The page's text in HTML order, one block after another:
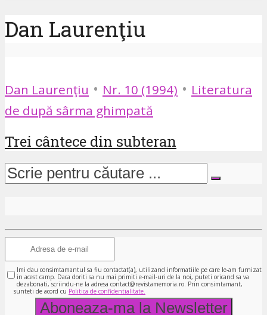
Dan Laurenţiu
Dan Laurenţiu • Nr. 10 (1994) • Literatura
de după sârma ghimpată
Trei cântece din subteran
Imi dau consimtamantul sa fiu contactat(a), utilizand informatiile pe care le-am furnizat
in acest camp. Daca doriti sa nu mai primiti e-mail-uri de la noi, puteti oricand sa va
dezabonati, scriindu-ne la adresa contact@revistamemoria.ro. Prin consimtamant,
sunteti de acord cu Politica de confidentialitate.